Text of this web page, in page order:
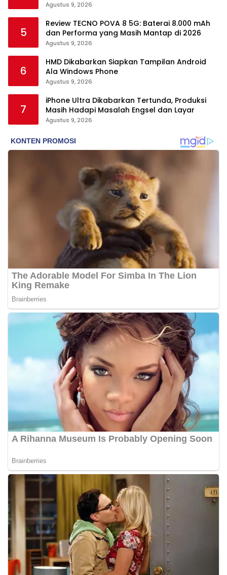
Agustus 9, 2026
5
Review TECNO POVA 8 5G: Baterai 8.000 mAh
dan Performa yang Masih Mantap di 2026
Agustus 9, 2026
6
HMD Dikabarkan Siapkan Tampilan Android
Ala Windows Phone
Agustus 9, 2026
7
iPhone Ultra Dikabarkan Tertunda, Produksi
Masih Hadapi Masalah Engsel dan Layar
Agustus 9, 2026